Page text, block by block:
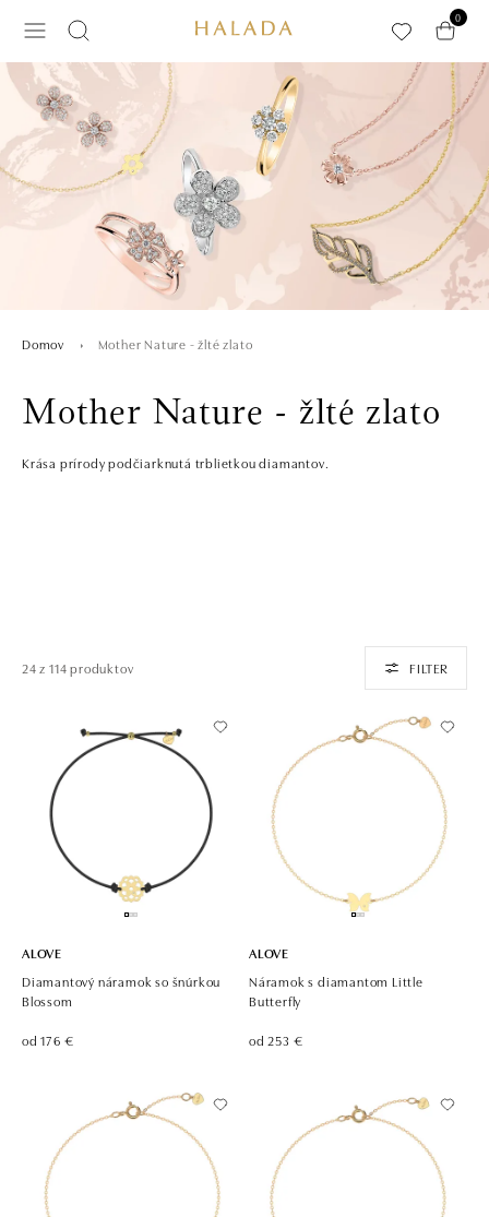
0
Domov Mother Nature - žlté zlato
Mother Nature - žlté zlato
Krása prírody podčiarknutá trblietkou diamantov.
24 z 114 produktov FILTER
ALOVE
Diamantový náramok so šnúrkou
Blossom
od 176 €
ALOVE
Náramok s diamantom Little
Butterfly
od 253 €